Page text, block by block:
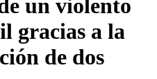
un violento
gracias a la
de dos